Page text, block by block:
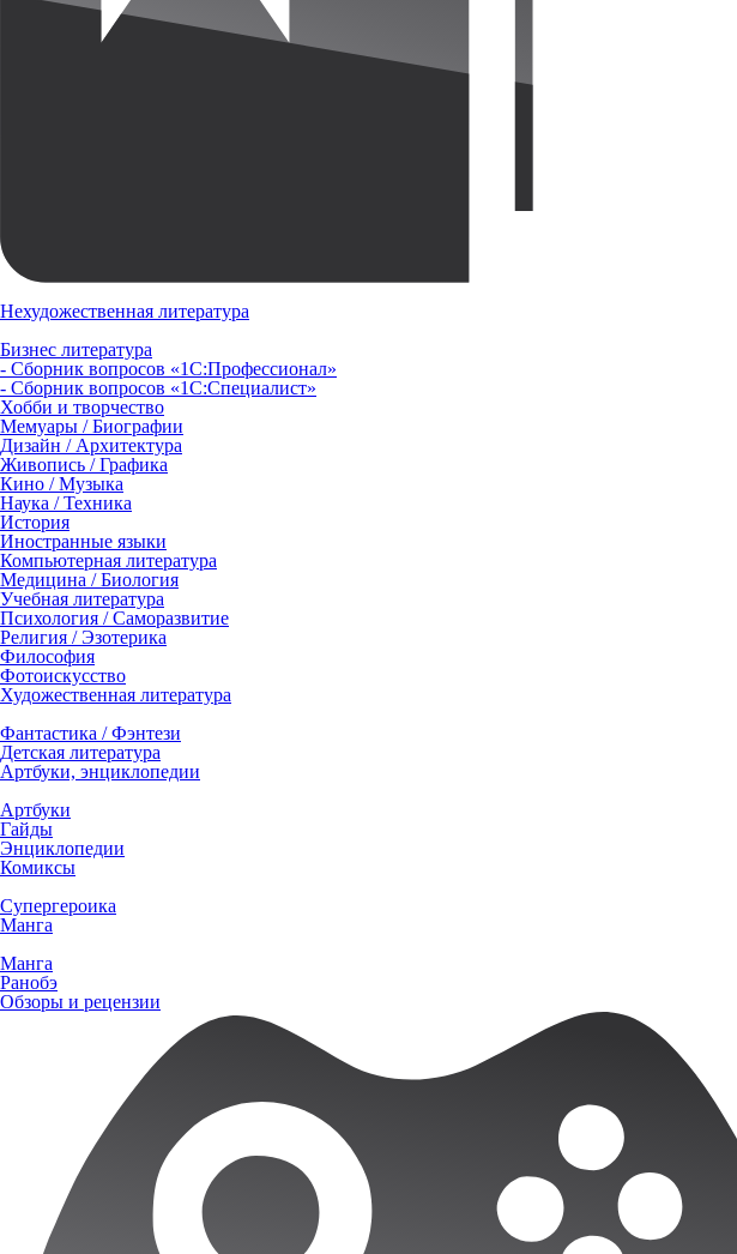
Нехудожественная литература
Бизнес литература
- Сборник вопросов «1С:Профессионал»
- Сборник вопросов «1С:Специалист»
Хобби и творчество
Мемуары / Биографии
Дизайн / Архитектура
Живопись / Графика
Кино / Музыка
Наука / Техника
История
Иностранные языки
Компьютерная литература
Медицина / Биология
Учебная литература
Психология / Саморазвитие
Религия / Эзотерика
Философия
Фотоискусство
Художественная литература
Фантастика / Фэнтези
Детская литература
Артбуки, энциклопедии
Артбуки
Гайды
Энциклопедии
Комиксы
Супергероика
Манга
Манга
Ранобэ
Обзоры и рецензии